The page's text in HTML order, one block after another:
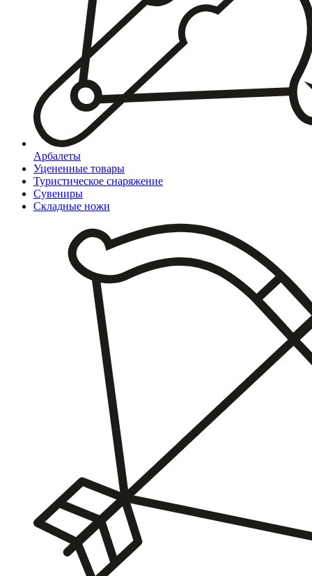
Арбалеты
Уцененные товары
Туристическое снаряжение
Сувениры
Складные ножи